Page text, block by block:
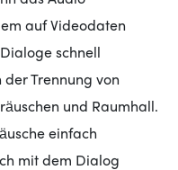
auf Videodaten
schnell
Trennung von
und Raumhall.
einfach
mit dem Dialog